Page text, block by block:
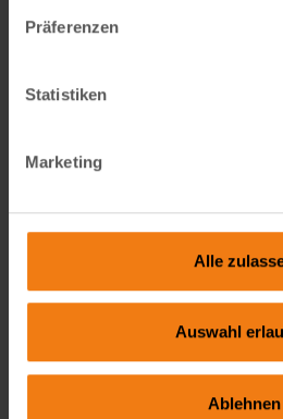
Präferenzen
Statistiken
Marketing
Alle
Auswahl
Ablehnen
gestaltest du verkaufsstarke
Bildwelten – von der Idee bis zum
weiterlesen